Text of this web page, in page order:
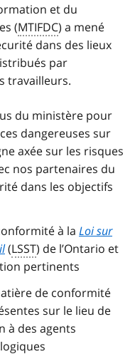
et du
(MTIFDC) a mené
dans des lieux
par
travailleurs.
du ministère pour
dangereuses sur
axée sur les risques
nos partenaires du
dans les objectifs
à la Loi sur
(LSST) de l’Ontario et
pertinents
de conformité
sur le lieu de
à des agents